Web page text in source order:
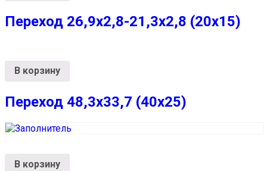
Переход 26,9х2,8-21,3х2,8 (20х15)
В корзину
Переход 48,3х33,7 (40х25)
В корзину